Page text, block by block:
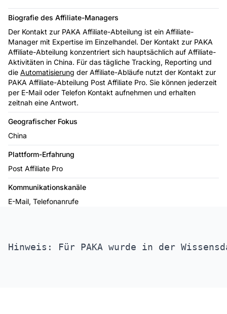
Biografie des Affiliate-Managers
Der Kontakt zur PAKA Affiliate-Abteilung ist ein Affiliate-
Manager mit Expertise im Einzelhandel. Der Kontakt zur PAKA
Affiliate-Abteilung konzentriert sich hauptsächlich auf Affiliate-
Aktivitäten in China. Für das tägliche Tracking, Reporting und
die Automatisierung der Affiliate-Abläufe nutzt der Kontakt zur
PAKA Affiliate-Abteilung Post Affiliate Pro. Sie können jederzeit
per E-Mail oder Telefon Kontakt aufnehmen und erhalten
zeitnah eine Antwort.
Geografischer Fokus
China
Plattform-Erfahrung
Post Affiliate Pro
Kommunikationskanäle
E-Mail, Telefonanrufe